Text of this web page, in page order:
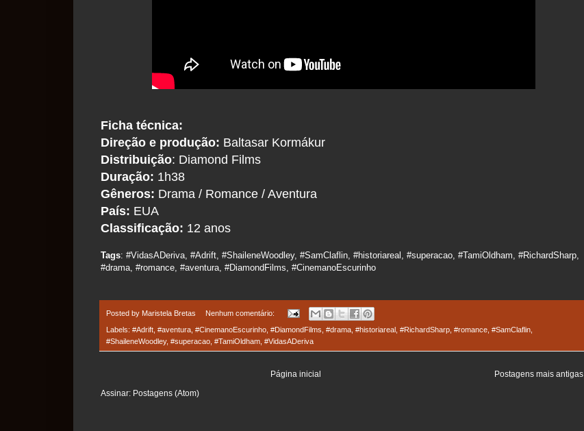
Ficha técnica:
Direção e produção: Baltasar Kormákur
Distribuição: Diamond Films
Duração: 1h38
Gêneros: Drama / Romance / Aventura
País: EUA
Classificação: 12 anos
Tags: #VidasADeriva, #Adrift, #ShaileneWoodley, #SamClaflin, #historiareal, #superacao, #TamiOldham, #RichardSharp,
#drama, #romance, #aventura, #DiamondFilms, #CinemanoEscurinho
Posted by Maristela Bretas Nenhum comentário:
Labels: #Adrift #aventura #CinemanoEscurinho #DiamondFilms #drama #historiareal #RichardSharp #romance #SamClaflin
#ShaileneWoodley, #superacao #TamiOldham #VidasADeriva
Postagens mais antigas
Página inicial
Assinar: Postagens (Atom)